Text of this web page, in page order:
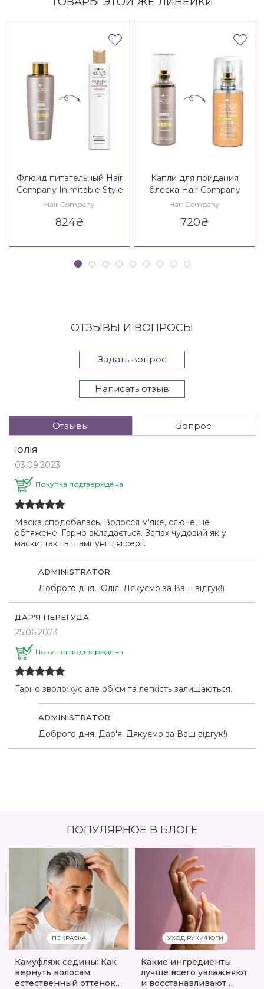
Флюид питательный Hair
Company Inimitable Style
Creative Inspiration
Hair Company
824₴
Капли для придания
блеска Hair Company
Inimitable Style Illuminating
Must Have Light Drops
Hair Company
720₴
ОТЗЫВЫ И ВОПРОСЫ
Задать вопрос
Написать отзыв
Отзывы Вопрос
ЮЛІЯ
03.09.2023
Покупка подтверждена
Маска сподобалась. Волосся м'яке, сяюче, не
обтяжене. Гарно вкладається. Запах чудовий як у
маски, так і в шампуні цієї серії.
ADMINISTRATOR
Доброго дня, Юлія. Дякуємо за Ваш відгук!)
ДАР'Я ПЕРЕГУДА
25.06.2023
Покупка подтверждена
Гарно зволожує але об’єм та легкість залишаються.
ADMINISTRATOR
Доброго дня, Дар'я. Дякуємо за Ваш відгук!)
ПОПУЛЯРНОЕ В БЛОГЕ
ПОКРАСКА
Камуфляж седины: Как
вернуть волосам
естественный оттенок
УХОД РУКИ/НОГИ
Какие ингредиенты
лучше всего увлажняют
и восстанавливают